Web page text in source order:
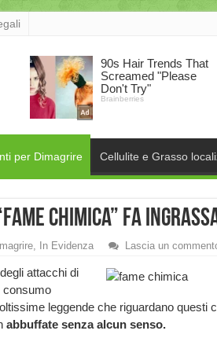
per Dimagrire Cellulite e Grasso
Chimica” fa
, In Evidenza Lascia un
attacchi di
consumo
leggende che riguardano questi
abbuffate senza alcun senso.